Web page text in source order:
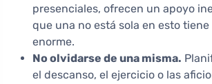
presenciales, ofrecen un apoyo
que una no está sola en esto
enorme.
No olvidarse de una misma.
el descanso, el ejercicio o las